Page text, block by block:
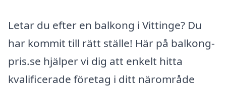
Letar du efter en balkong i Vittinge? Du
har kommit till rätt ställe! Här på balkong-
pris.se hjälper vi dig att enkelt hitta
kvalificerade företag i ditt närområde